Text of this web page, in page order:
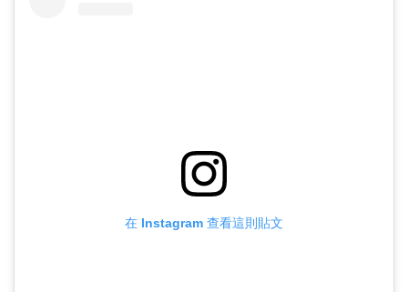
在 Instagram 查看這則貼文